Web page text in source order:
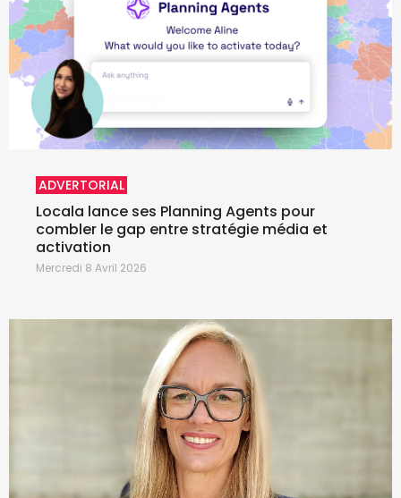
ADVERTORIAL
Locala lance ses Planning Agents pour
combler le gap entre stratégie média et
activation
Mercredi 8 Avril 2026